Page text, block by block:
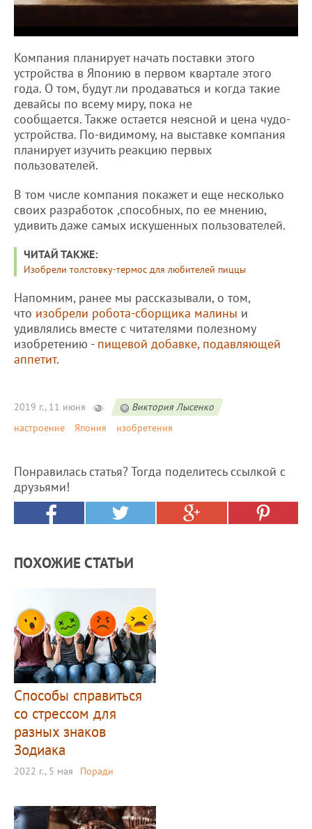
Компания планирует начать поставки этого
устройства в Японию в первом квартале этого
года. О том, будут ли продаваться и когда такие
девайсы по всему миру, пока не
сообщается. Также остается неясной и цена чудо-
устройства. По-видимому, на выставке компания
планирует изучить реакцию первых
пользователей.
В том числе компания покажет и еще несколько
своих разработок ,способных, по ее мнению,
удивить даже самых искушенных пользователей.
ЧИТАЙ ТАКЖЕ:
Изобрели толстовку-термос для любителей пиццы
Напомним, ранее мы рассказывали, о том,
что изобрели робота-сборщика малины и
удивлялись вместе с читателями полезному
изобретению - пищевой добавке, подавляющей
аппетит.
2019 г., 11 июня
Виктория Лысенко
настроение
Япония изобретения
Понравилась статья? Тогда поделитесь ссылкой с
друзьями!
ПОХОЖИЕ СТАТЬИ
Способы справиться
со стрессом для
разных знаков
Зодиака
2022 г., 5 мая Поради